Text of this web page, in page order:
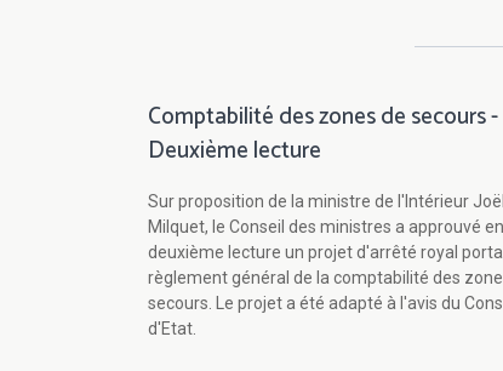
Comptabilité des zones de secours -
Deuxième lecture
Sur proposition de la ministre de l'Intérieur
Milquet, le Conseil des ministres a approuvé en
deuxième lecture un projet d'arrêté royal
règlement général de la comptabilité des
secours. Le projet a été adapté à l'avis du
d'Etat.